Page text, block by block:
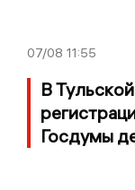
07/08 11:55
В
Госдумы